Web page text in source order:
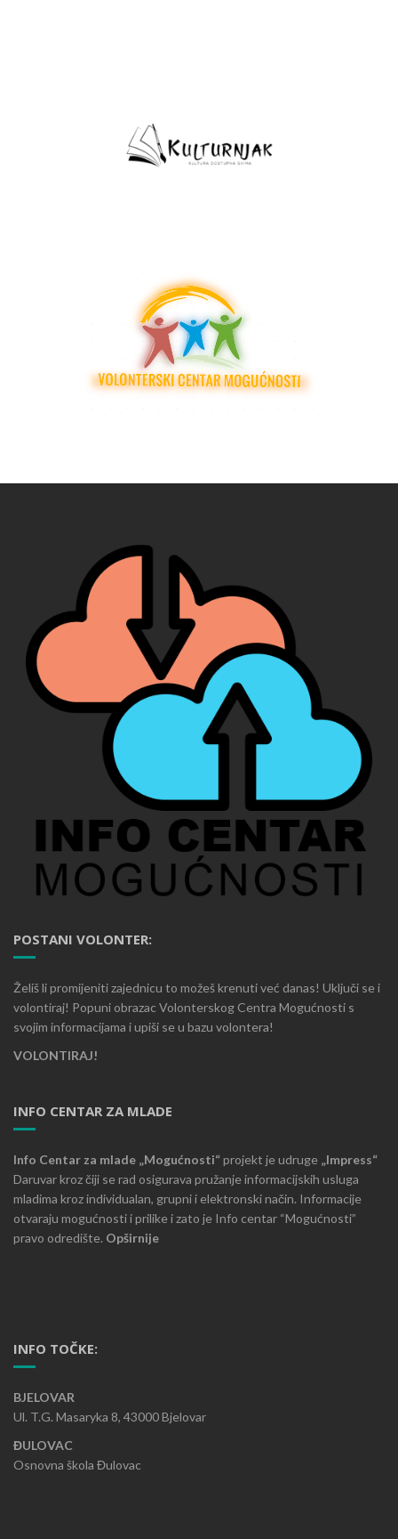
POSTANI VOLONTER:
Želiš li promijeniti zajednicu to možeš krenuti već danas! Uključi se i
volontiraj! Popuni obrazac Volonterskog Centra Mogućnosti s
svojim informacijama i upiši se u bazu volontera!
VOLONTIRAJ!
INFO CENTAR ZA MLADE
Info Centar za mlade „Mogućnosti“projekt je udruge „Impress“
Daruvar kroz čiji se rad osigurava pružanje informacijskih usluga
mladima kroz individualan, grupni i elektronski način. Informacije
otvaraju mogućnosti i prilike i zato je Info centar “Mogućnosti”
pravo odredište. Opširnije
INFO TOČKE:
BJELOVAR
Ul. T.G. Masaryka 8, 43000 Bjelovar
ĐULOVAC
Osnovna škola Đulovac